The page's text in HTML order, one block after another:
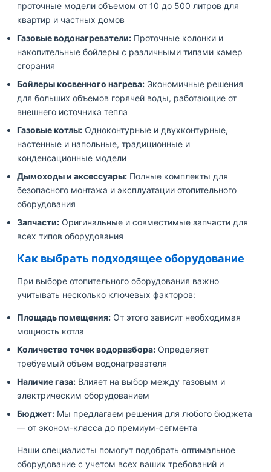
проточные модели объемом от 10 до 500 литров для
квартир и частных домов
Газовые водонагреватели: Проточные колонки и
накопительные бойлеры с различными типами камер
сгорания
Бойлеры косвенного нагрева: Экономичные решения
для больших объемов горячей воды, работающие от
внешнего источника тепла
Газовые котлы: Одноконтурные и двухконтурные,
настенные и напольные, традиционные и
конденсационные модели
Дымоходы и аксессуары: Полные комплекты для
безопасного монтажа и эксплуатации отопительного
оборудования
Запчасти: Оригинальные и совместимые запчасти для
всех типов оборудования
Как выбрать подходящее оборудование
При выборе отопительного оборудования важно
учитывать несколько ключевых факторов:
Площадь помещения: От этого зависит необходимая
мощность котла
Количество точек водоразбора: Определяет
требуемый объем водонагревателя
Наличие газа: Влияет на выбор между газовым и
электрическим оборудованием
Бюджет: Мы предлагаем решения для любого бюджета
— от эконом-класса до премиум-сегмента
Наши специалисты помогут подобрать оптимальное
оборудование с учетом всех ваших требований и